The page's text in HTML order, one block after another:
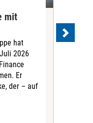
mit
hat
2026
Er
der – auf